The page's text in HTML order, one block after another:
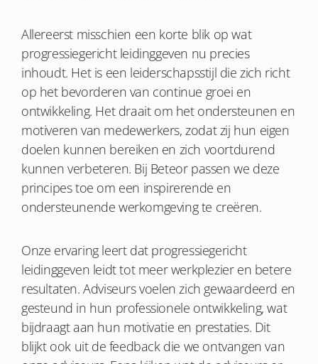
Allereerst misschien een korte blik op wat
progressiegericht leidinggeven nu precies
inhoudt. Het is een leiderschapsstijl die zich richt
op het bevorderen van continue groei en
ontwikkeling. Het draait om het ondersteunen en
motiveren van medewerkers, zodat zij hun eigen
doelen kunnen bereiken en zich voortdurend
kunnen verbeteren. Bij Beteor passen we deze
principes toe om een inspirerende en
ondersteunende werkomgeving te creëren.
Onze ervaring leert dat progressiegericht
leidinggeven leidt tot meer werkplezier en betere
resultaten. Adviseurs voelen zich gewaardeerd en
gesteund in hun professionele ontwikkeling, wat
bijdraagt aan hun motivatie en prestaties. Dit
blijkt ook uit de feedback die we ontvangen van